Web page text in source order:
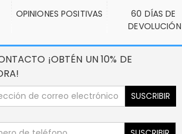
OPINIONES POSITIVAS
60 DÍAS DE
DEVOLUCIÓN
¡OBTÉN UN 10% DE
SUSCRIBIR